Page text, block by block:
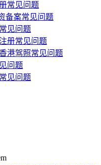
常见问题
备案常见问题
见问题
册常见问题
港驾照常见问题
问题
见问题